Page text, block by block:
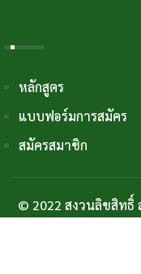
หลักสูตร
แบบฟอร์มการสมัคร
สมัครสมาชิก
© 2022 สงวนลิขสิทธิ์